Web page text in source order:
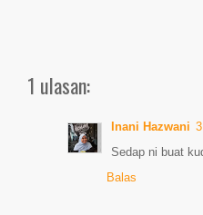
1 ulasan:
Inani Hazwani
Sedap ni buat
Balas